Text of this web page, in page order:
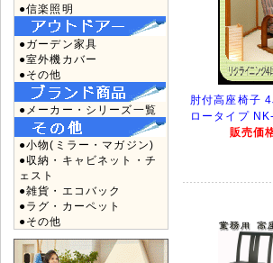
●信楽照明
●ガーデン家具
●室外機カバー
●その他
●メーカー・シリーズ一覧
●小物(ミラー・マガジン)
●収納・キャビネット・チ
ェスト
●雑貨・エコバック
●ラグ・カーペット
●その他
肘付高座椅子
ロータイプ
販売価